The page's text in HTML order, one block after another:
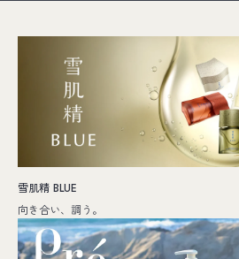
雪肌精 BLUE
向き合い、調う。